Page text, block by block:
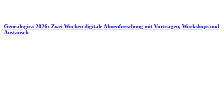
Genealogica 2026: Zwei Wochen digitale Ahnenforschung mit Vorträgen, Workshops und
Austausch